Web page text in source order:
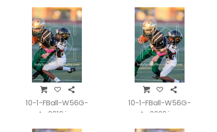
10-1-FBall-W56G-
A_0919.jpg
10-1-FBall-W56G-
A_0920.jpg